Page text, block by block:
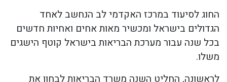
החוג לסיעוד במרכז האקדמי לב הנחשב לאחד
הגדולים בישראל ומכשיר מאות אחים ואחיות חדשים
בכל שנה עבור מערכת הבריאות בישראל קוטף הישגים
משלו.
לראשונה, החליט השנה משרד הבריאות לבחון את